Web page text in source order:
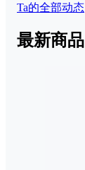
Ta的全部动态
最新商品